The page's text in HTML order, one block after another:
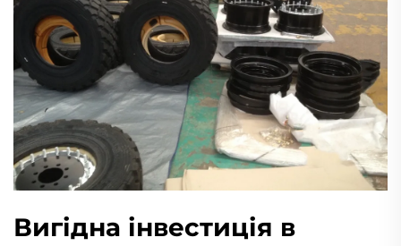
Вигідна інвестиція в